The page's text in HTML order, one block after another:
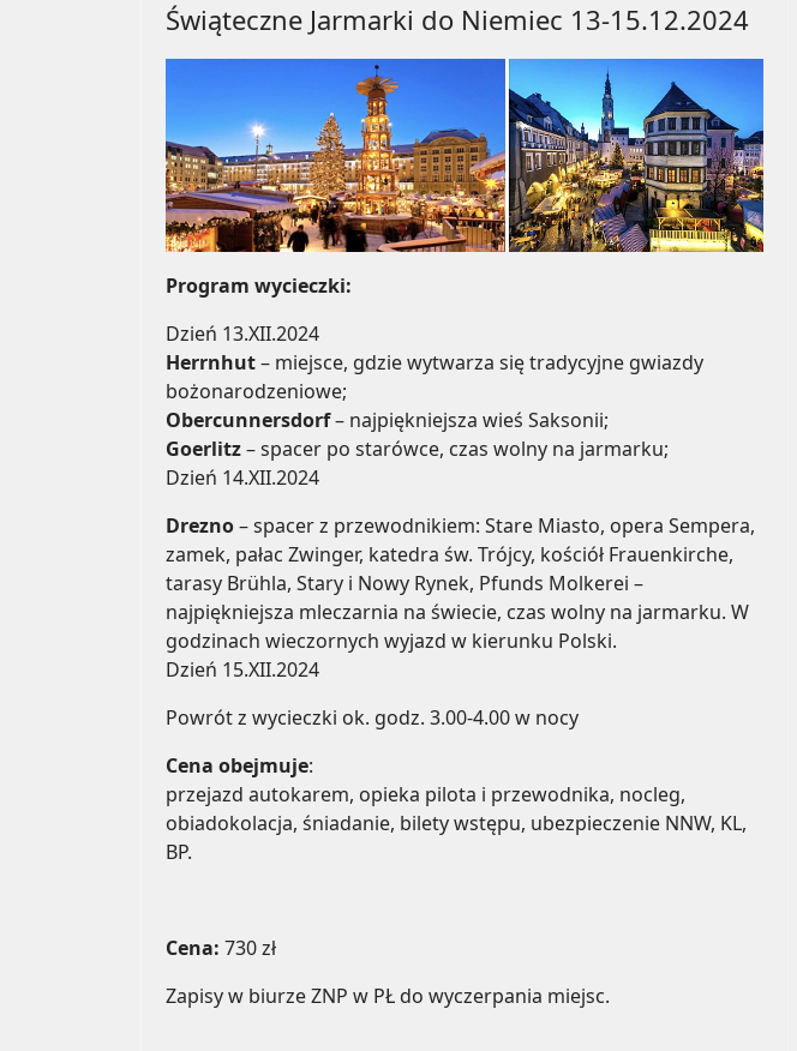
Świąteczne Jarmarki do Niemiec 13-15.12.2024
Program wycieczki:
Dzień 13.XII.2024
Herrnhut– miejsce, gdzie wytwarza się tradycyjne gwiazdy
bożonarodzeniowe;
Obercunnersdorf– najpiękniejsza wieś Saksonii;
Goerlitz– spacer po starówce, czas wolny na jarmarku;
Dzień 14.XII.2024
Drezno– spacer z przewodnikiem: Stare Miasto, opera Sempera,
zamek, pałac Zwinger, katedra św. Trójcy, kościół Frauenkirche,
tarasy Brühla, Stary i Nowy Rynek, Pfunds Molkerei –
najpiękniejsza mleczarnia na świecie, czas wolny na jarmarku. W
godzinach wieczornych wyjazd w kierunku Polski.
Dzień 15.XII.2024
Powrót z wycieczki ok. godz. 3.00-4.00 w nocy
Cena obejmuje:
przejazd autokarem, opieka pilota i przewodnika, nocleg,
obiadokolacja, śniadanie, bilety wstępu, ubezpieczenie NNW, KL,
BP.
Cena: 730 zł
Zapisy w biurze ZNP w PŁ do wyczerpania miejsc.